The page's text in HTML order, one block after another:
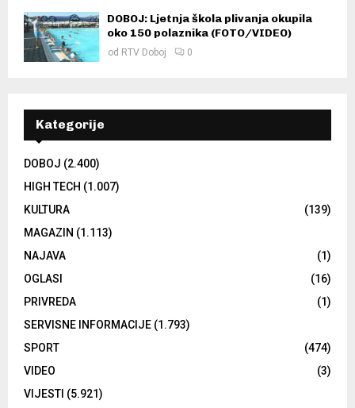
DOBOJ: Ljetnja škola plivanja okupila
oko 150 polaznika (FOTO/VIDEO)
od RTV Doboj 0
Kategorije
DOBOJ (2.400)
HIGH TECH (1.007)
KULTURA
(139)
MAGAZIN (1.113)
NAJAVA
(1)
OGLASI
(16)
PRIVREDA
(1)
SERVISNE INFORMACIJE (1.793)
SPORT
(474)
VIDEO
(3)
VIJESTI (5.921)